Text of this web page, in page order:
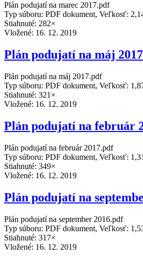
Plán podujatí na marec 2017.pdf
Typ súboru: PDF dokument, Veľkosť:
Stiahnuté: 282×
Vložené: 16. 12. 2019
Plán podujatí na máj 2017
Plán podujatí na máj 2017.pdf
Typ súboru: PDF dokument, Veľkosť:
Stiahnuté: 321×
Vložené: 16. 12. 2019
Plán podujatí na február
Plán podujatí na február 2017.pdf
Typ súboru: PDF dokument, Veľkosť:
Stiahnuté: 349×
Vložené: 16. 12. 2019
Plán podujatí na
Plán podujatí na september 2016.pdf
Typ súboru: PDF dokument, Veľkosť:
Stiahnuté: 317×
Vložené: 16. 12. 2019